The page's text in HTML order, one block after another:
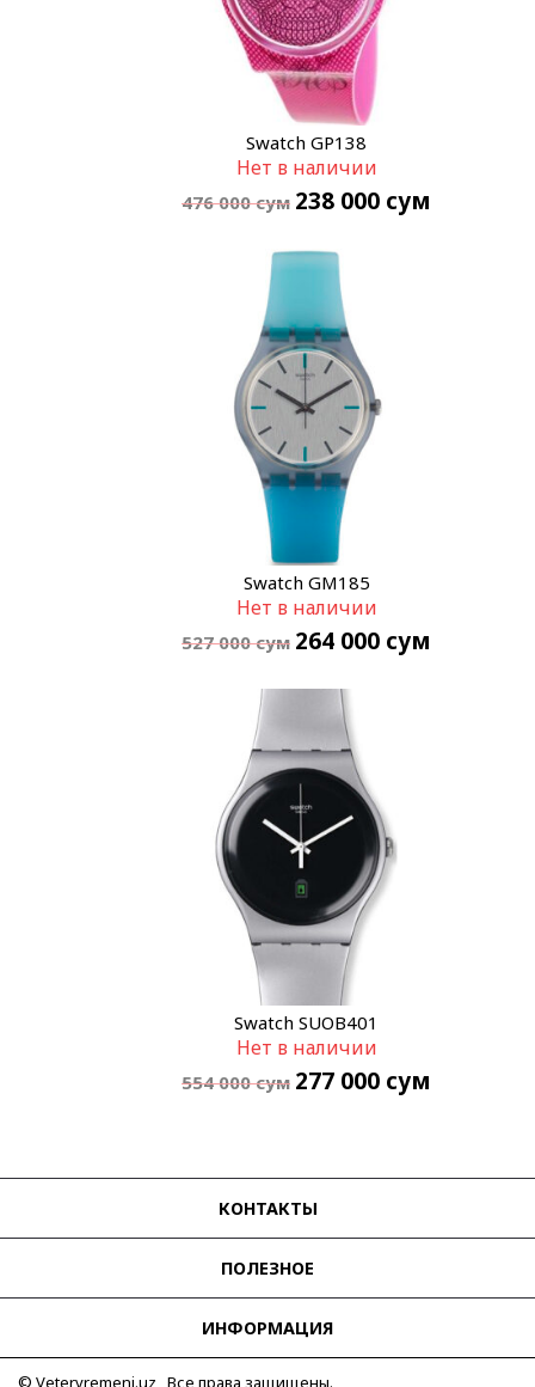
Swatch GP138
Нет в наличии
476 000сум 238 000 сум
Swatch GM185
Нет в наличии
527 000сум 264 000 сум
Swatch SUOB401
Нет в наличии
554 000сум 277 000 сум
КОНТАКТЫ
ПОЛЕЗНОЕ
ИНФОРМАЦИЯ
© Vetervremeni.uz Все права защищены.